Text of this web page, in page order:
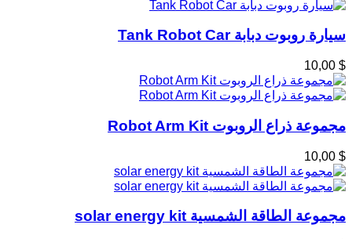
سيارة روبوت دبابة Tank Robot Car
$ 10,00
مجموعة ذراع الروبوت Robot Arm Kit
$ 10,00
مجموعة الطاقة الشمسية solar energy kit